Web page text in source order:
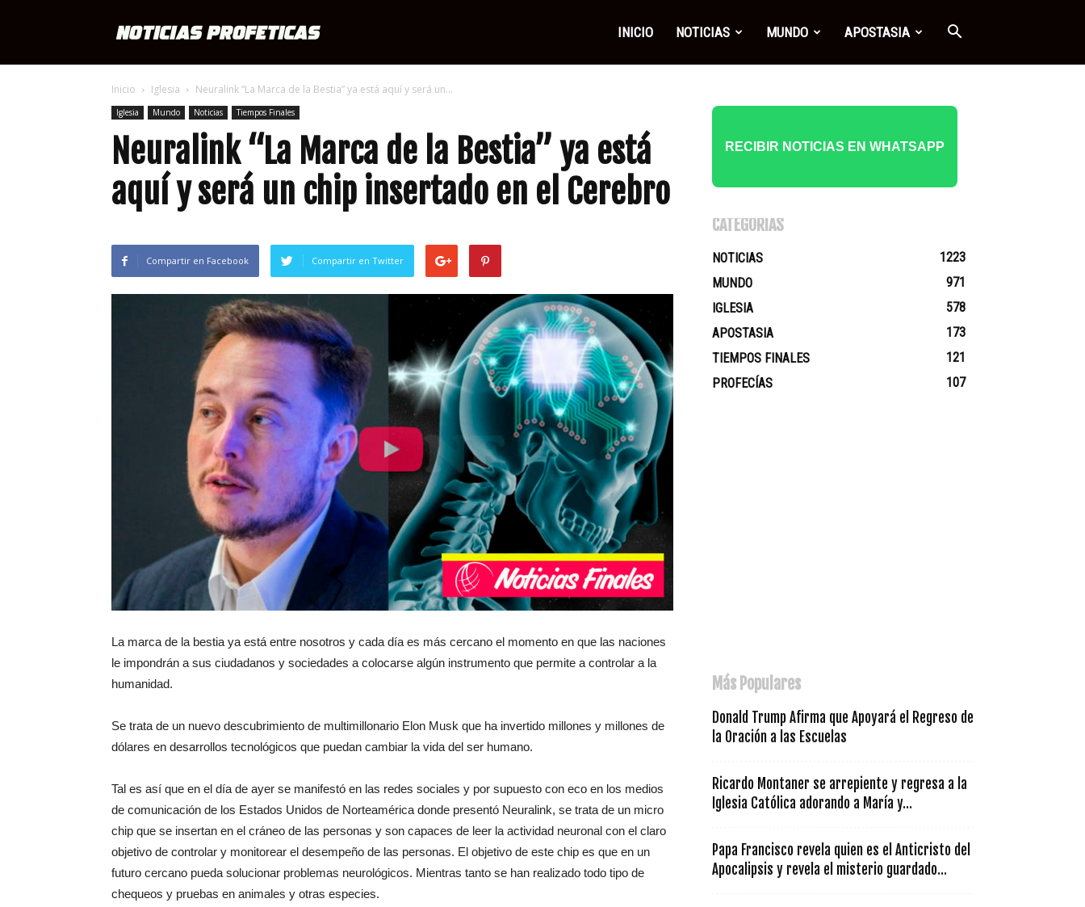
Proféticas
INICIO NOTICIAS MUNDO APOSTASIA
Inicio Iglesia Neuralink “La Marca de la Bestia” ya está aquí y será un...
Iglesia Mundo Noticias Tiempos Finales
Neuralink “La Marca de la Bestia” ya está
aquí y será un chip insertado en el Cerebro
Compartir en Facebook Compartir en Twitter
La marca de la bestia ya está entre nosotros y cada día es más cercano el momento en que las naciones
le impondrán a sus ciudadanos y sociedades a colocarse algún instrumento que permite a controlar a la
humanidad.
Se trata de un nuevo descubrimiento de multimillonario Elon Musk que ha invertido millones y millones de
dólares en desarrollos tecnológicos que puedan cambiar la vida del ser humano.
Tal es así que en el día de ayer se manifestó en las redes sociales y por supuesto con eco en los medios
de comunicación de los Estados Unidos de Norteamérica donde presentó Neuralink, se trata de un micro
chip que se insertan en el cráneo de las personas y son capaces de leer la actividad neuronal con el claro
objetivo de controlar y monitorear el desempeño de las personas. El objetivo de este chip es que en un
futuro cercano pueda solucionar problemas neurológicos. Mientras tanto se han realizado todo tipo de
chequeos y pruebas en animales y otras especies.
RECIBIR NOTICIAS EN WHATSAPP
CATEGORÍAS
NOTICIAS
1223
MUNDO
971
IGLESIA
578
APOSTASIA
173
TIEMPOS FINALES
121
PROFECÍAS
107
Más Populares
Donald Trump Afirma que Apoyará el Regreso de
la Oración a las Escuelas
Ricardo Montaner se arrepiente y regresa a la
Iglesia Católica adorando a María y...
Papa Francisco revela quien es el Anticristo del
Apocalipsis y revela el misterio guardado...